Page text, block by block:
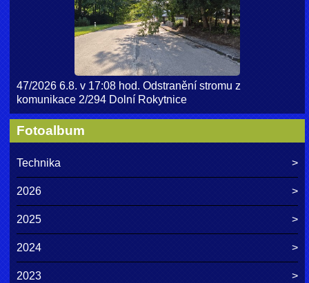
47/2026 6.8. v 17:08 hod. Odstranění stromu z
komunikace 2/294 Dolní Rokytnice
Fotoalbum
Technika
2026
2025
2024
2023